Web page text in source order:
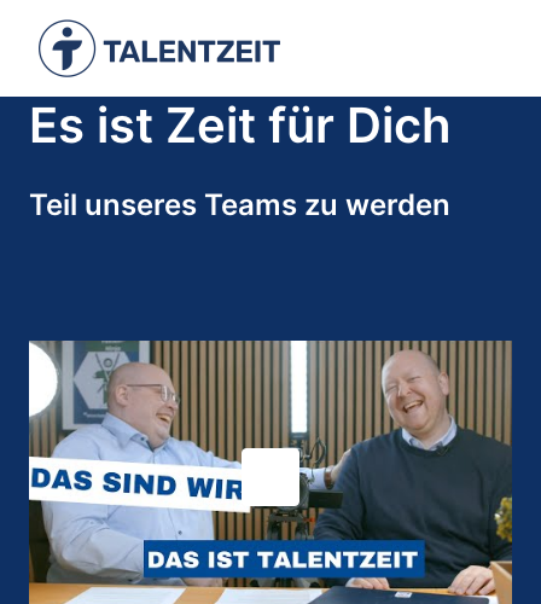
Inhalt
springenZur Startseite
Es ist Zeit für Dich
Teil unseres Teams zu werden